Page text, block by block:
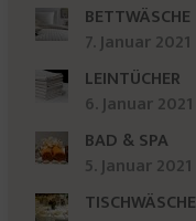
BETTWÄSCHE
7. Januar 2021
LEINTÜCHER
6. Januar 2021
BAD & SPA
5. Januar 2021
TISCHWÄSCHE